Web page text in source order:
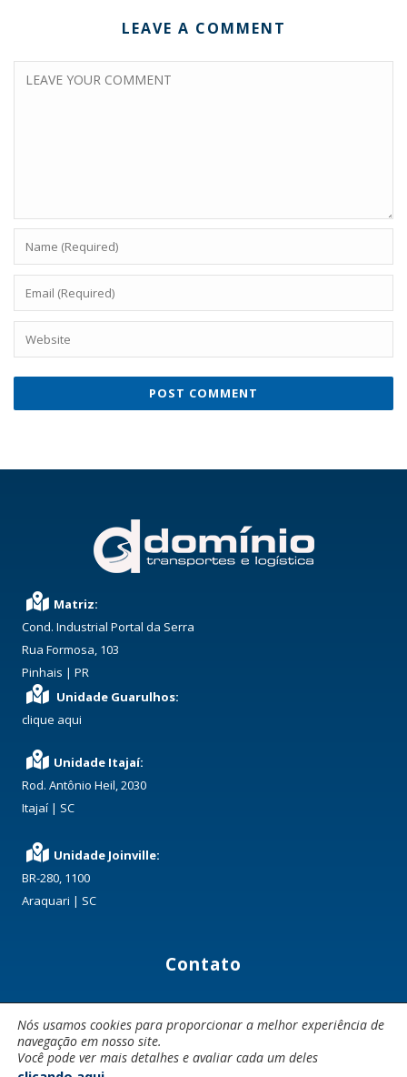
LEAVE A COMMENT
Matriz:
Cond. Industrial Portal da Serra
Rua Formosa, 103
Pinhais | PR
Unidade Guarulhos:
clique aqui
Unidade Itajaí:
Rod. Antônio Heil, 2030
Itajaí | SC
Unidade Joinville:
BR-280, 1100
Araquari | SC
Contato
comercial@dominiotransportes.com.br
Nós usamos cookies para proporcionar a melhor experiência de
navegação em nosso site.
Você pode ver mais detalhes e avaliar cada um deles